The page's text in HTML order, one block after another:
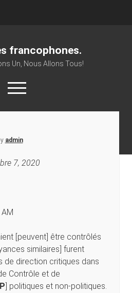
francophones.
Un, Nous Allons Tous!
open
menu
admin
7, 2020
[peuvent] être contrôlés
similaires] furent
de direction critiques dans
Contrôle et de
] politiques et non-politiques.